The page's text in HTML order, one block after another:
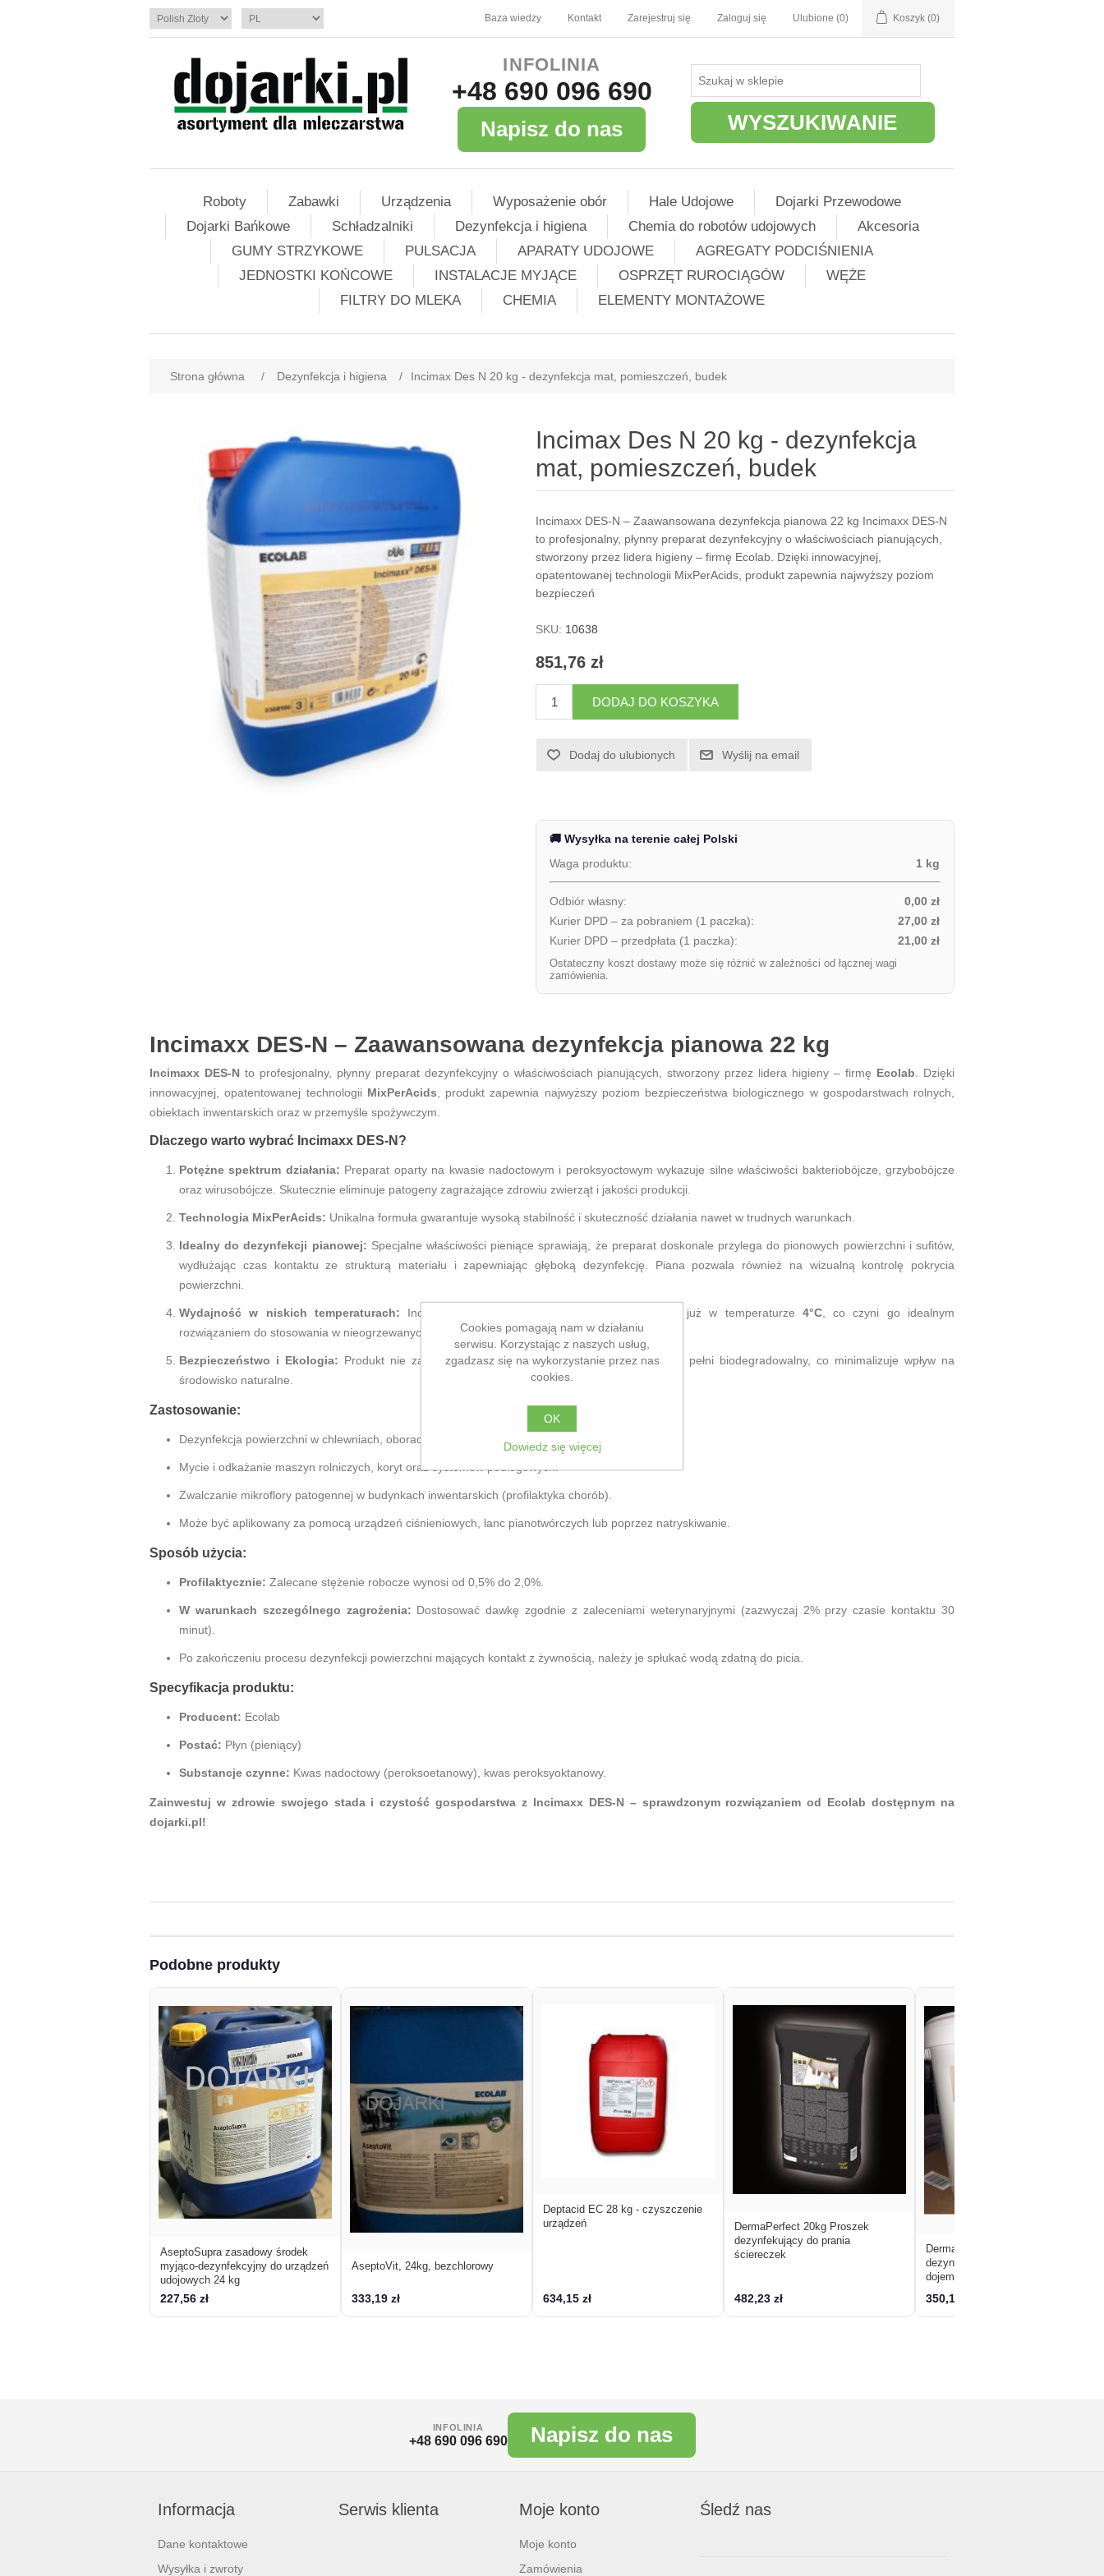
Baza wiedzy Kontakt Zarejestruj się Zaloguj się Ulubione (0) Koszyk (0)
INFOLINIA
+48 690 096 690
Napisz do nas WYSZUKIWANIE
Roboty Zabawki Urządzenia Wyposażenie obór Hale Udojowe
Dojarki Przewodowe
Dojarki Bańkowe
Schładzalniki Dezynfekcja i higiena Chemia do robotów udojowych
Akcesoria
GUMY STRZYKOWE
PULSACJA APARATY UDOJOWE
AGREGATY PODCIŚNIENIA
JEDNOSTKI KOŃCOWE
INSTALACJE MYJĄCE OSPRZĘT RUROCIĄGÓW
WĘŻE
FILTRY DO MLEKA
CHEMIA ELEMENTY MONTAŻOWE
Strona główna / Dezynfekcja i higiena / Incimax Des N 20 kg - dezynfekcja mat, pomieszczeń, budek
Incimax Des N 20 kg - dezynfekcja
mat, pomieszczeń, budek
Incimaxx DES-N – Zaawansowana dezynfekcja pianowa 22 kg Incimaxx DES-N
to profesjonalny, płynny preparat dezynfekcyjny o właściwościach pianujących,
stworzony przez lidera higieny – firmę Ecolab. Dzięki innowacyjnej,
opatentowanej technologii MixPerAcids, produkt zapewnia najwyższy poziom
bezpieczeń
SKU: 10638
851,76 zł
DODAJ DO KOSZYKA
Dodaj do ulubionych Wyślij na email
🚚 Wysyłka na terenie całej Polski
Waga produktu:
1 kg
Odbiór własny:
0,00 zł
Kurier DPD – za pobraniem (1 paczka):
27,00 zł
Kurier DPD – przedpłata (1 paczka):
21,00 zł
Ostateczny koszt dostawy może się różnić w zależności od łącznej wagi
zamówienia.
Incimaxx DES-N – Zaawansowana dezynfekcja pianowa 22 kg
Incimaxx DES-Nto profesjonalny, płynny preparat dezynfekcyjny o właściwościach pianujących, stworzony przez lidera higieny – firmę Ecolab. Dzięki
innowacyjnej, opatentowanej technologii MixPerAcids, produkt zapewnia najwyższy poziom bezpieczeństwa biologicznego w gospodarstwach rolnych,
obiektach inwentarskich oraz w przemyśle spożywczym.
Dlaczego warto wybrać Incimaxx DES-N?
Potężne spektrum działania: Preparat oparty na kwasie nadoctowym i peroksyoctowym wykazuje silne właściwości bakteriobójcze, grzybobójcze
oraz wirusobójcze. Skutecznie eliminuje patogeny zagrażające zdrowiu zwierząt i jakości produkcji.
Technologia MixPerAcids: Unikalna formuła gwarantuje wysoką stabilność i skuteczność działania nawet w trudnych warunkach.
Idealny do dezynfekcji pianowej: Specjalne właściwości pieniące sprawiają, że preparat doskonale przylega do pionowych powierzchni i sufitów,
wydłużając czas kontaktu ze strukturą materiału i zapewniając głęboką dezynfekcję. Piana pozwala również na wizualną kontrolę pokrycia
powierzchni.
Wydajność w niskich temperaturach: Incimaxx DES-N zachowuje pełną moc działania już w temperaturze 4°C, co czyni go idealnym
rozwiązaniem do stosowania w nieogrzewanych budynkach inwentarskich przez cały rok.
Bezpieczeństwo i Ekologia: Produkt nie zawiera chloru, aldehydów ani fosforanów. Jest w pełni biodegradowalny, co minimalizuje wpływ na
środowisko naturalne.
Zastosowanie:
Dezynfekcja powierzchni w chlewniach, oborach i kurnikach.
Mycie i odkażanie maszyn rolniczych, koryt oraz systemów podłogowych.
Zwalczanie mikroflory patogennej w budynkach inwentarskich (profilaktyka chorób).
Może być aplikowany za pomocą urządzeń ciśnieniowych, lanc pianotwórczych lub poprzez natryskiwanie.
Sposób użycia:
Profilaktycznie: Zalecane stężenie robocze wynosi od 0,5% do 2,0%.
W warunkach szczególnego zagrożenia: Dostosować dawkę zgodnie z zaleceniami weterynaryjnymi (zazwyczaj 2% przy czasie kontaktu 30
minut).
Po zakończeniu procesu dezynfekcji powierzchni mających kontakt z żywnością, należy je spłukać wodą zdatną do picia.
Specyfikacja produktu:
Producent: Ecolab
Postać: Płyn (pieniący)
Substancje czynne: Kwas nadoctowy (peroksoetanowy), kwas peroksyoktanowy.
Zainwestuj w zdrowie swojego stada i czystość gospodarstwa z Incimaxx DES-N – sprawdzonym rozwiązaniem od Ecolab dostępnym na
dojarki.pl!
Podobne produkty
AseptoSupra zasadowy środek
myjąco-dezynfekcyjny do urządzeń
udojowych 24 kg
227,56 zł
AseptoVit, 24kg, bezchlorowy
333,19 zł
Deptacid EC 28 kg - czyszczenie
urządzeń
634,15 zł
DermaPerfect 20kg Proszek
dezynfekujący do prania
ściereczek
482,23 zł
DermaPowder 8kg czyszczenie i
dezynfekcja chusteczek przed
dojem
350,12 zł
INFOLINIA
+48 690 096 690 Napisz do nas
Informacja
Dane kontaktowe
Wysyłka i zwroty
Serwis klienta Moje konto
Moje konto
Zamówienia
Śledź nas
Cookies pomagają nam w działaniu
serwisu. Korzystając z naszych usług,
zgadzasz się na wykorzystanie przez nas
cookies.
OK
Dowiedz się więcej